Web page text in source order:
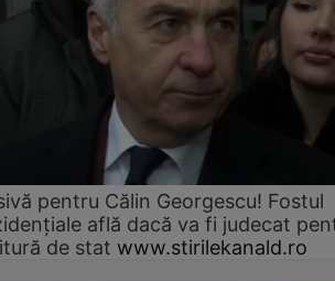
pentru Călin Georgescu! Fostul
află dacă va fi judecat
de stat www.stirilekanald.ro